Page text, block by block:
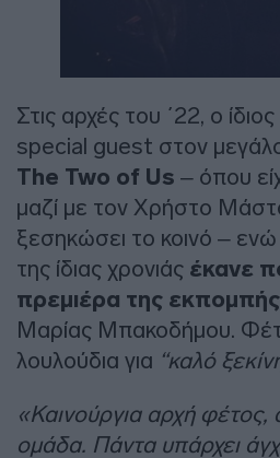
Στις αρχές του ΄22, ο
special guest στον
The Two of Us – όπου
μαζί με τον Χρήστο
ξεσηκώσει το κοινό –
της ίδιας χρονιάς έκανε
πρεμιέρα της εκπομπής
Μαρίας Μπακοδήμου.
λουλούδια για “καλό
«Καινούργια αρχή φέτος,
ομάδα. Πάντα υπάρχει